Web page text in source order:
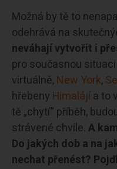
Možná by tě to
odehrává na
neváhají vytvořit i
pro současnou
virtuálně, New York,
hřebeny Himalájía to
tě „chytí“ příběh,
strávené chvíle. A
Do jakých dob a na
nechat přenést?